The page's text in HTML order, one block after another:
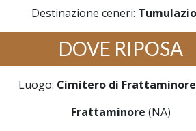
Destinazione ceneri:
DOVE RIPOSA
Luogo: Cimitero di
Frattaminore (NA)